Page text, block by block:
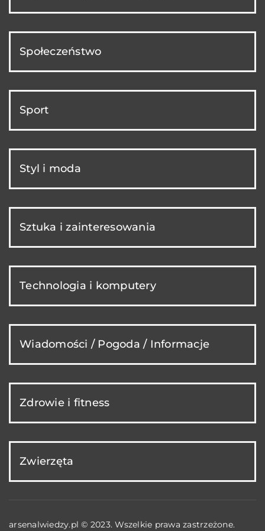
Społeczeństwo
Sport
Styl i moda
Sztuka i zainteresowania
Technologia i komputery
Wiadomości / Pogoda / Informacje
Zdrowie i fitness
Zwierzęta
arsenalwiedzy.pl © 2023. Wszelkie prawa zastrzeżone.